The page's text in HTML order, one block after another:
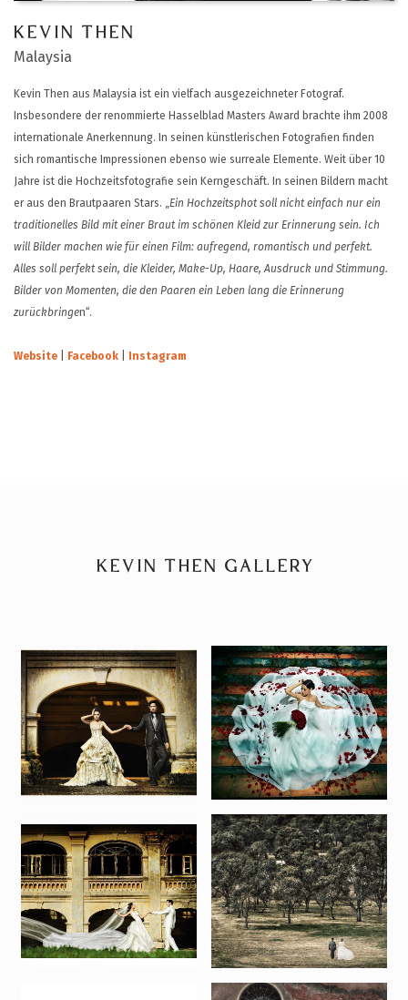
KEVIN THEN
Malaysia
Kevin Then aus Malaysia ist ein vielfach ausgezeichneter Fotograf.
Insbesondere der renommierte Hasselblad Masters Award brachte ihm 2008
internationale Anerkennung. In seinen künstlerischen Fotografien finden
sich romantische Impressionen ebenso wie surreale Elemente. Weit über 10
Jahre ist die Hochzeitsfotografie sein Kerngeschäft. In seinen Bildern macht
er aus den Brautpaaren Stars. „Ein Hochzeitsphot soll nicht einfach nur ein
traditionelles Bild mit einer Braut im schönen Kleid zur Erinnerung sein. Ich
will Bilder machen wie für einen Film: aufregend, romantisch und perfekt.
Alles soll perfekt sein, die Kleider, Make-Up, Haare, Ausdruck und Stimmung.
Bilder von Momenten, die den Paaren ein Leben lang die Erinnerung
zurückbringen“.
Website Facebook Instagram
KEVIN THEN GALLERY